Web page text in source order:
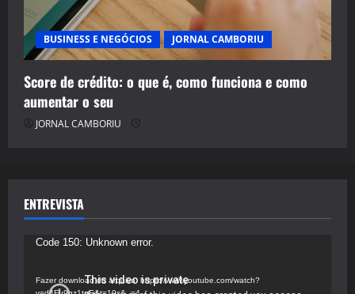
BUSINESS E NEGÓCIOS JORNAL CAMBORIU
Score de crédito: o que é, como funciona e como
aumentar o seu
JORNAL CAMBORIU
ENTREVISTA
Tocador
vídeo
Code 150: Unknown error.
Fazer download do arquivo: https://www.youtube.com/watch?